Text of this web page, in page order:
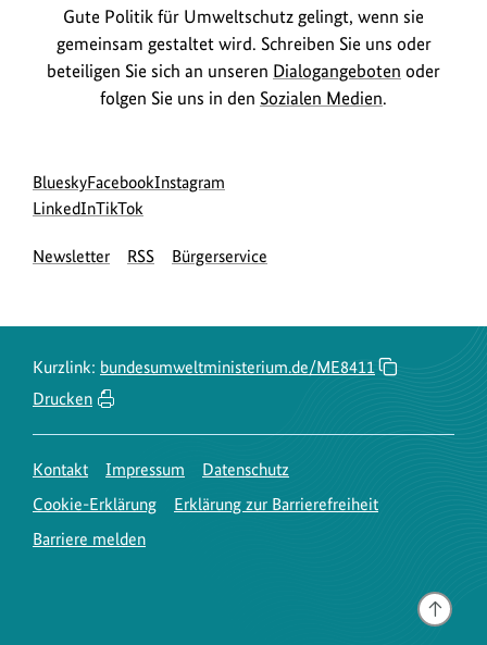
Gute Politik für Umweltschutz gelingt, wenn sie
gemeinsam gestaltet wird. Schreiben Sie uns oder
beteiligen Sie sich an unseren Dialogangeboten oder
folgen Sie uns in den Sozialen Medien.
Social
Media
Blueskyzur
Bluesky-
des
Facebookzur
des
Instagram
des
LinkedInzur
Seite
zur
Seite
TikTok
Newsletter RSS Bürgerservice
Kurzlink: bundesumweltministerium.de/ME8411
Drucken
Kontakt Impressum
Datenschutz
Cookie-Erklärung
Erklärung zur Barrierefreiheit
Barriere melden
Gehe
nach